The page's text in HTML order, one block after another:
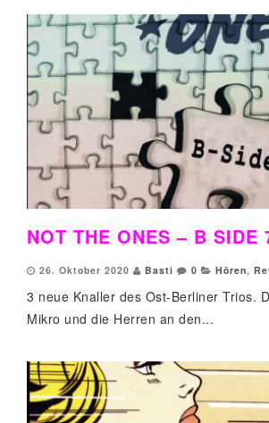
NOT THE ONES – B SIDE
26. Oktober 2020 Basti 0 Hören,
3 neue Knaller des Ost-Berliner Trios.
Mikro und die Herren an den...